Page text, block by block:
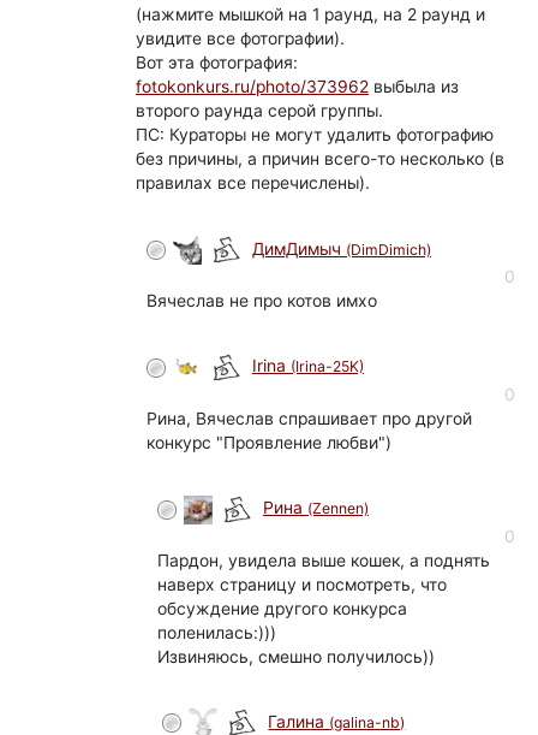
(нажмите мышкой на 1 раунд, на 2 раунд и
увидите все фотографии).
Вот эта фотография:
fotokonkurs.ru/photo/373962 выбыла из
второго раунда серой группы.
ПС: Кураторы не могут удалить фотографию
без причины, а причин всего-то несколько (в
правилах все перечислены).
ДимДимыч (DimDimich)
0
Вячеслав не про котов имхо
Irina (Irina-25K)
0
Рина, Вячеслав спрашивает про другой
конкурс "Проявление любви")
Рина (Zennen)
0
Пардон, увидела выше кошек, а поднять
наверх страницу и посмотреть, что
обсуждение другого конкурса
поленилась:)))
Извиняюсь, смешно получилось))
Галина (galina-nb)